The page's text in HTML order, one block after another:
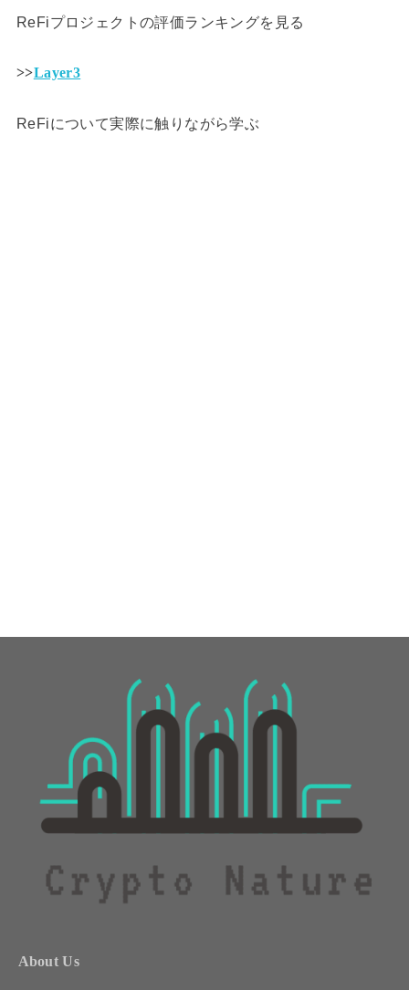
ReFiプロジェクトの評価ランキングを見る
>>Layer3
ReFiについて実際に触りながら学ぶ
About Us